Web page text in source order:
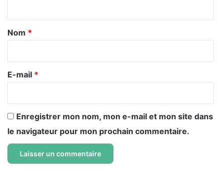
a
e
Nom *
E-mail *
Enregistrer mon nom, mon e-mail et mon site dans
le navigateur pour mon prochain commentaire.